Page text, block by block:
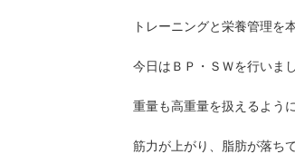
トレーニングと栄養管理を
今日はＢＰ・ＳＷを行いまし
重量も高重量を扱えるよう
筋力が上がり、脂肪が落ち